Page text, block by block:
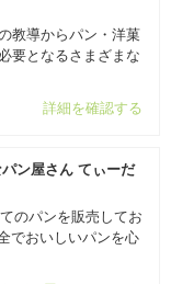
教導からパン・洋菓
要となるさまざまな
詳細を確認する
ン屋さん てぃーだ
のパンを販売してお
でおいしいパンを心